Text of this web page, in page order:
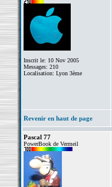
Inscrit le: 10 Nov 2005
Messages: 210
Localisation: Lyon 3ème
Revenir en haut de page
Pascal 77
PowerBook de Vermeil